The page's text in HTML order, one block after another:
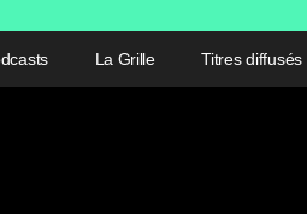
La Grille Titres diffusés